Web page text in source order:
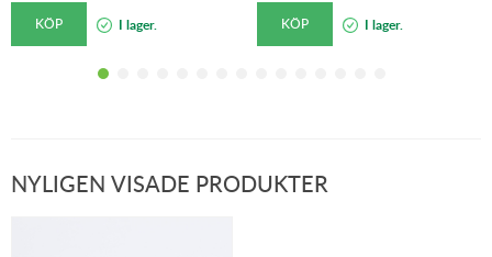
KÖP I lager. KÖP I lager.
NYLIGEN VISADE PRODUKTER